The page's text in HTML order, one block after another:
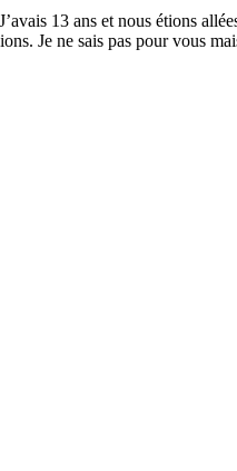
13 ans et nous étions
Je ne sais pas pour vous